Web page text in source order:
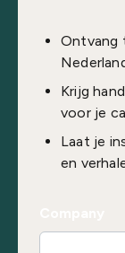
Ontvang
Krijg
voor je
Laat je
en